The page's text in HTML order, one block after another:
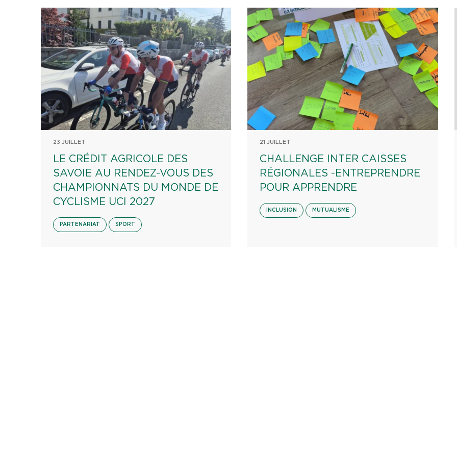
23 JUILLET
LE CRÉDIT AGRICOLE DES
SAVOIE AU RENDEZ-VOUS DES
CHAMPIONNATS DU MONDE DE
CYCLISME UCI 2027
PARTENARIAT SPORT
21 JUILLET
CHALLENGE INTER CAISSES
RÉGIONALES -ENTREPRENDRE
POUR APPRENDRE
INCLUSION MUTUALISME